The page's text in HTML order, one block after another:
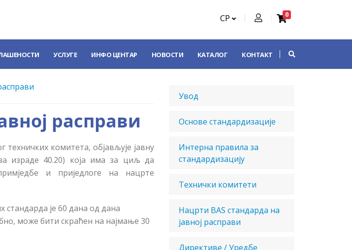
СР 0
УСЛУГЕ ИНФО ЦЕНТАР НОВОСТИ КАТАЛОГ КОНТАКТ
расправи
техничких комитета, објављује јавну
израде 40.20) која има за циљ да
и приједлоге на нацрте
је 60 дана од дана
може бити скраћен на најмање 30
Увод
Основе стандардизације
Интерна правила за
стандардизацију
Технички комитети
Нацрти BAS стандарда на
јавној расправи
Директиве / Уредбе